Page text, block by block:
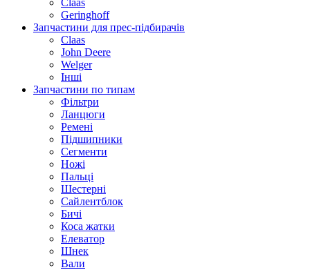
Claas
Geringhoff
Запчастини для прес-підбирачів
Claas
John Deere
Welger
Інші
Запчастини по типам
Фільтри
Ланцюги
Ремені
Підшипники
Сегменти
Ножі
Пальці
Шестерні
Сайлентблок
Бичі
Коса жатки
Елеватор
Шнек
Вали